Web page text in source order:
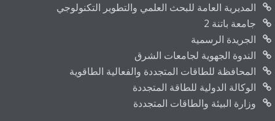
المديرية العامة للبحث العلمي والتطوير التكنولوجي
جامعة باتنة 2
الجريدة الرسمية
الندوة الجهوية لجامعات الشرق
المحافظة للطاقات المتجددة والفعالية الطاقوية
الوكالة الدولية للطاقة المتجددة
وزارة البيئة والطاقات المتجددة